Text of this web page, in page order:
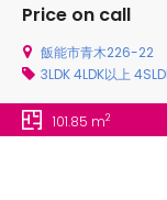
Price on call
飯能市青木226-22
3LDK4LDK以上
101.85 m2